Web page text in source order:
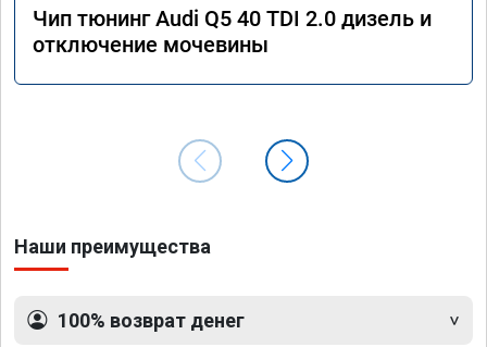
Чип тюнинг Audi Q5 40 TDI 2.0 дизель и
отключение мочевины
Наши преимущества
100% возврат денег